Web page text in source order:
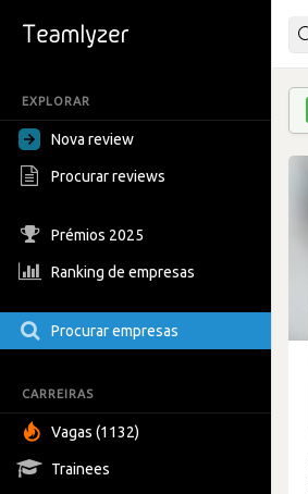
EXPLORAR
Nova review
Procurar reviews
Prémios 2025
Ranking de empresas
Procurar empresas
CARREIRAS
Vagas (1132)
Trainees